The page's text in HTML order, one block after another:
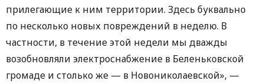
прилегающие к ним территории. Здесь буквально
по несколько новых повреждений в неделю. В
частности, в течение этой недели мы дважды
возобновляли электроснабжение в Беленьковской
громаде и столько же — в Новониколаевской», —